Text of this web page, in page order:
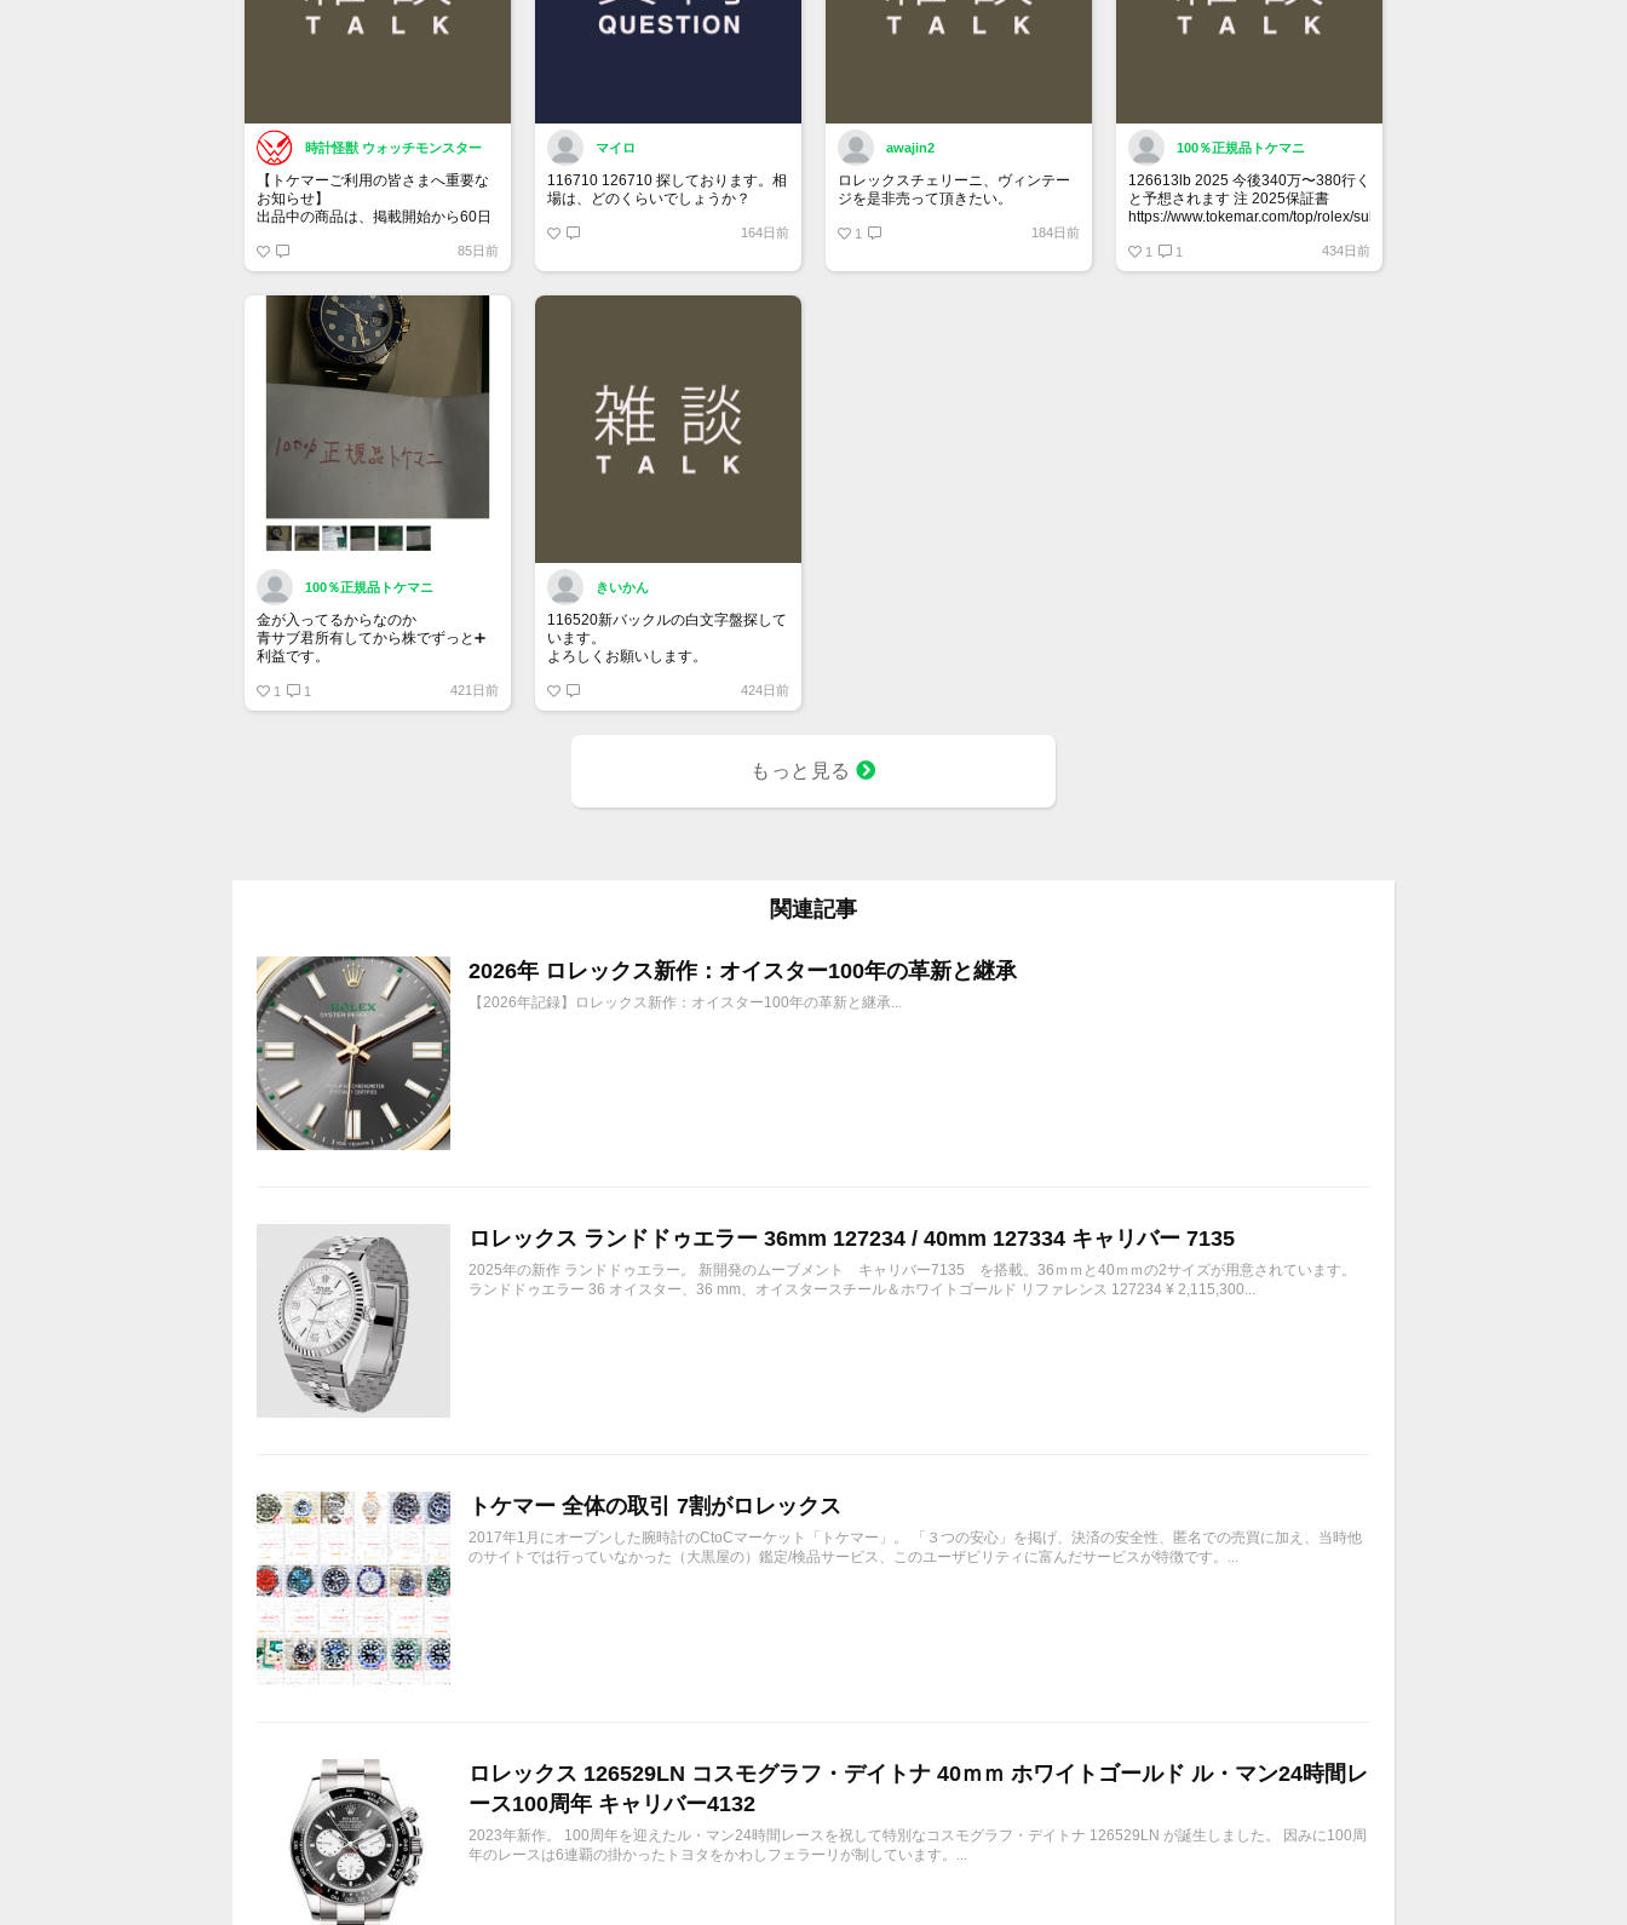
時計怪獣 ウォッチモンスター
【トケマーご利用の皆さまへ重要な
お知らせ】
出品中の商品は、掲載開始から60日
へ戻ります。
トップページでお気に入り登録がで
詳しくはマイページ＞お知らせをご
確認ください。
85日前
マイロ
116710 126710 探しております。相
場は、どのくらいでしょうか？
164日前
awajin2
ロレックスチェリーニ、ヴィンテー
ジを是非売って頂きたい。
1 184日前
100％正規品トケマニ
126613lb 2025 今後340万〜380行く
と予想されます 注 2025保証書
https://www.tokemar.com/top/rolex/submariner/166613lb-
マジ上がる予想しかない
1 1 434日前
100％正規品トケマニ
金が入ってるからなのか
青サブ君所有してから株でずっと➕
利益です。
銘柄番号7932 ニッピ
1 1 421日前
きいかん
116520新バックルの白文字盤探して
います。
よろしくお願いします。
424日前
もっと見る
関連記事
2026年 ロレックス新作：オイスター100年の革新と継承
【2026年記録】ロレックス新作：オイスター100年の革新と継承...
ロレックス ランドドゥエラー 36mm 127234 / 40mm 127334 キャリバー 7135
2025年の新作 ランドドゥエラー。 新開発のムーブメント キャリバー7135 を搭載。36ｍｍと40ｍｍの2サイズが用意されています。
ランドドゥエラー 36 オイスター、36 mm、オイスタースチール＆ホワイトゴールド リファレンス 127234 ¥ 2,115,300...
トケマー 全体の取引 7割がロレックス
2017年1月にオープンした腕時計のCtoCマーケット「トケマー」。 「３つの安心」を掲げ、決済の安全性、匿名での売買に加え、当時他
のサイトでは行っていなかった（大黒屋の）鑑定/検品サービス、このユーザビリティに富んだサービスが特徴です。...
ロレックス 126529LN コスモグラフ・デイトナ 40ｍｍ ホワイトゴールド ル・マン24時間レ
ース100周年 キャリバー4132
2023年新作。 100周年を迎えたル・マン24時間レースを祝して特別なコスモグラフ・デイトナ 126529LN が誕生しました。 因みに100周
年のレースは6連覇の掛かったトヨタをかわしフェラーリが制しています。...